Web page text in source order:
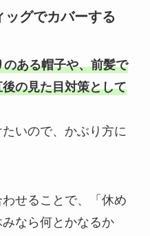
グでカバーする
ある帽子や、前髪で
の見た目対策として
いので、かぶり方に
せることで、「休め
なら何とかなるか